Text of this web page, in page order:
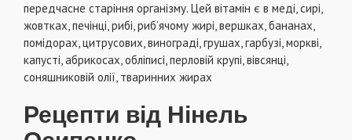
передчасне старiння органiзму. Цей вiтамiн є в медi, сирi,
жовтках, печiнцi, рибi, риб’ячому жирi, вершках, бананах,
помiдорах, цитрусових, виноградi, грушах, гарбузi, морквi,
капустi, абрикосах, облiписi, перловiй крупi, вiвсянцi,
соняшниковiй олiї, тваринних жирах
Рецепти вiд Нiнель